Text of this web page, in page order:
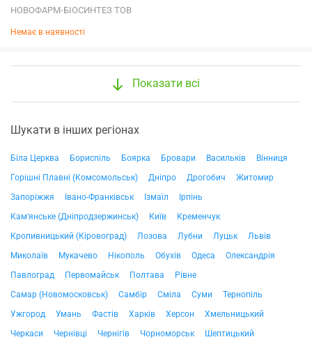
НОВОФАРМ-БІОСИНТЕЗ ТОВ
Немає в наявності
Показати всі
Шукати в інших регіонах
Біла Церква Бориспіль Боярка Бровари Васильків
Вінниця
Горішні Плавні (Комсомольськ)
Дніпро Дрогобич
Житомир
Запоріжжя
Івано-Франківськ Ізмаїл
Ірпінь
Кам'янське (Дніпродзержинськ)
Київ
Кременчук
Кропивницький (Кіровоград)
Лозова Лубни Луцьк
Львів
Миколаїв
Мукачево Нікополь Обухів Одеса
Олександрія
Павлоград
Первомайськ Полтава
Рівне
Самар (Новомосковськ)
Самбір Сміла Суми
Тернопіль
Ужгород
Умань Фастів Харків Херсон
Хмельницький
Черкаси
Чернівці Чернігів Чорноморськ Шептицький